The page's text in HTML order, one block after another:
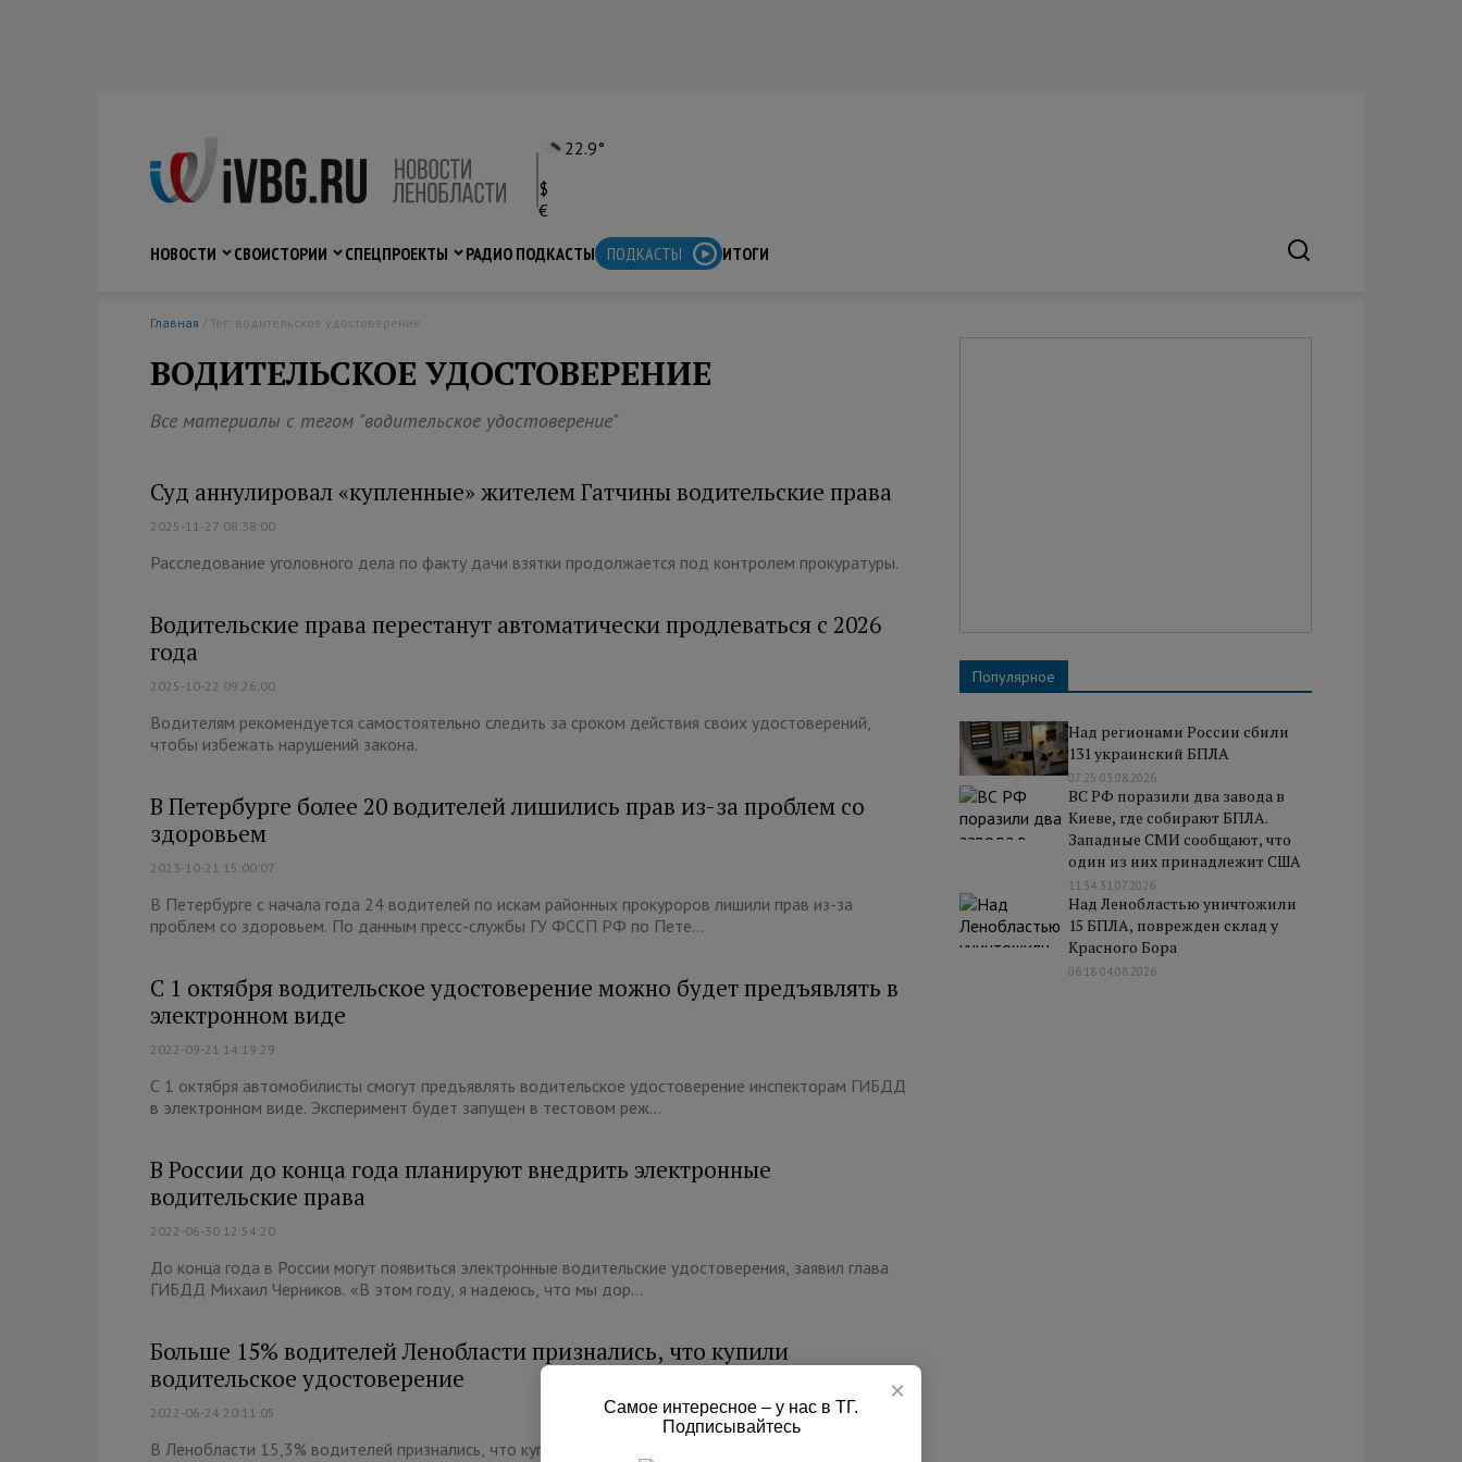
22.9°
$
€
НОВОСТИ
СВОИСТОРИИ СПЕЦПРОЕКТЫ РАДИО ПОДКАСТЫ ПОДКАСТЫ ИТОГИ
Главная / Тег: водительское удостоверение
ВОДИТЕЛЬСКОЕ УДОСТОВЕРЕНИЕ
Все материалы с тегом "водительское удостоверение"
Суд аннулировал «купленные» жителем Гатчины водительские права
2025-11-27 08:38:00
Расследование уголовного дела по факту дачи взятки продолжается под контролем прокуратуры.
Водительские права перестанут автоматически продлеваться с 2026
года
2025-10-22 09:26:00
Водителям рекомендуется самостоятельно следить за сроком действия своих удостоверений,
чтобы избежать нарушений закона.
В Петербурге более 20 водителей лишились прав из-за проблем со
здоровьем
2023-10-21 15:00:07
В Петербурге с начала года 24 водителей по искам районных прокуроров лишили прав из-за
проблем со здоровьем. По данным пресс-службы ГУ ФССП РФ по Пете...
С 1 октября водительское удостоверение можно будет предъявлять в
электронном виде
2022-09-21 14:19:29
С 1 октября автомобилисты смогут предъявлять водительское удостоверение инспекторам ГИБДД
в электронном виде. Эксперимент будет запущен в тестовом реж...
В России до конца года планируют внедрить электронные
водительские права
2022-06-30 12:54:20
До конца года в России могут появиться электронные водительские удостоверения, заявил глава
ГИБДД Михаил Черников. «В этом году, я надеюсь, что мы дор...
Больше 15% водителей Ленобласти признались, что купили
водительское удостоверение
2022-06-24 20:11:05
В Ленобласти 15,3% водителей признались, что купили водительское удостоверение. В Северной
Популярное
Над регионами России сбили
131 украинский БПЛА
07:25 03.08.2026
ВС РФ поразили два завода в
Киеве, где собирают БПЛА.
Западные СМИ сообщают, что
один из них принадлежит США
11:34 31.07.2026
Над Ленобластью уничтожили
15 БПЛА, поврежден склад у
Красного Бора
06:18 04.08.2026
×
Самое интересное – у нас в ТГ.
Подписывайтесь